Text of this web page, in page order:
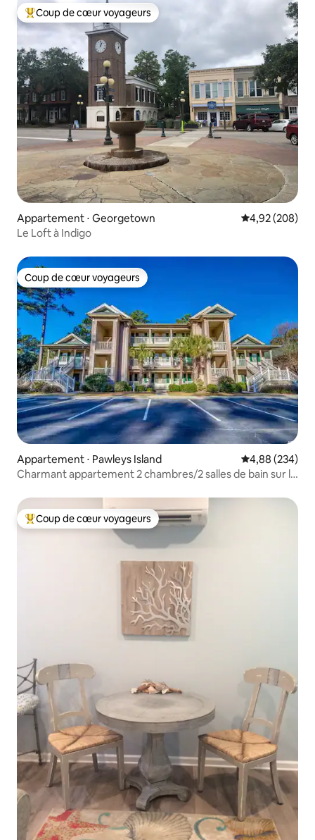
Coups de cœur voyageurs les plus appréciés
Coup de cœur voyageurs
Appartement ⋅ Georgetown Évaluation
4,92 (208)
Le Loft à Indigo
Coup de cœur voyageurs
Coup de cœur voyageurs
Appartement ⋅ Pawleys Island Évaluation
4,88 (234)
Charmant appartement 2 chambres/2 salles de bain sur le
Coups de cœur voyageurs les plus appréciés
Coup de cœur voyageurs